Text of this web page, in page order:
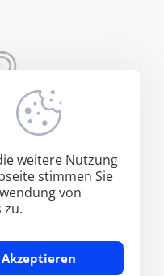
teil!
rechtliche
der
weitere Nutzung
stimmen Sie
von
zu.
Akzeptieren